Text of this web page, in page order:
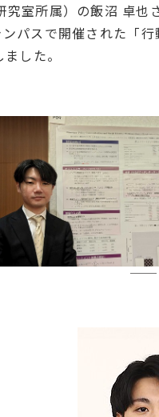
室所属）の飯沼 卓也
パスで開催された「行
した。